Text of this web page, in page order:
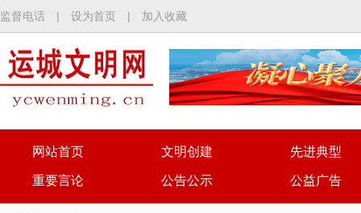
监督电话 | 设为首页 | 加入收藏
网站首页
重要言论
文明创建
公告公示
先进典型
公益广告